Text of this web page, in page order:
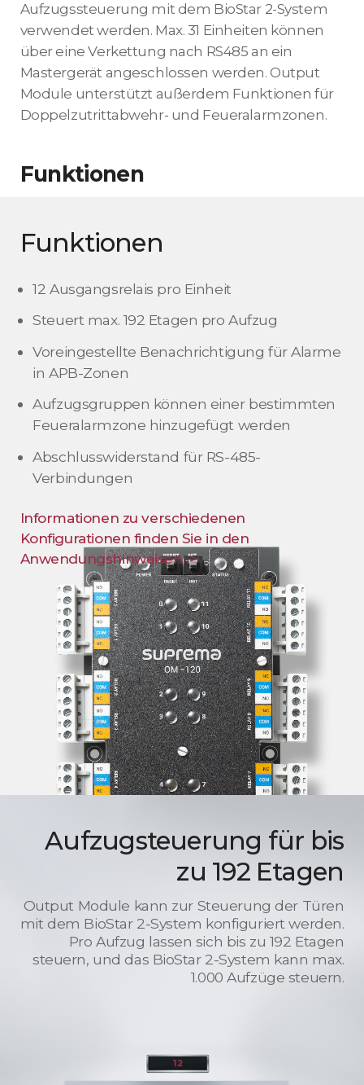
Aufzugssteuerung mit dem BioStar 2-System
verwendet werden. Max. 31 Einheiten können
über eine Verkettung nach RS485 an ein
Mastergerät angeschlossen werden. Output
Module unterstützt außerdem Funktionen für
Doppelzutrittabwehr- und Feueralarmzonen.
Funktionen
Funktionen
12 Ausgangsrelais pro Einheit
Steuert max. 192 Etagen pro Aufzug
Voreingestellte Benachrichtigung für Alarme
in APB-Zonen
Aufzugsgruppen können einer bestimmten
Feueralarmzone hinzugefügt werden
Abschlusswiderstand für RS-485-
Verbindungen
Informationen zu verschiedenen
Konfigurationen finden Sie in den
Anwendungshinweisen. >
Aufzugsteuerung für bis
zu 192 Etagen
Output Module kann zur Steuerung der Türen
mit dem BioStar 2-System konfiguriert werden.
Pro Aufzug lassen sich bis zu 192 Etagen
steuern, und das BioStar 2-System kann max.
1.000 Aufzüge steuern.